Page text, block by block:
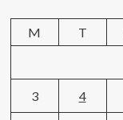
M
T
3 4